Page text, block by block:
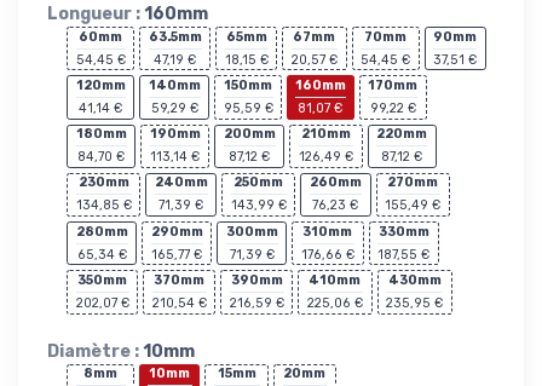
Longueur :160mm
60mm
54,45 €
63.5mm
47,19 €
65mm
18,15 €
67mm
20,57 €
70mm
54,45 €
90mm
37,51 €
120mm
41,14 €
140mm
59,29 €
150mm
95,59 €
160mm
81,07 €
170mm
99,22 €
180mm
84,70 €
190mm
113,14 €
200mm
87,12 €
210mm
126,49 €
220mm
87,12 €
230mm
134,85 €
240mm
71,39 €
250mm
143,99 €
260mm
76,23 €
270mm
155,49 €
280mm
65,34 €
290mm
165,77 €
300mm
71,39 €
310mm
176,66 €
330mm
187,55 €
350mm
202,07 €
370mm
210,54 €
390mm
216,59 €
410mm
225,06 €
430mm
235,95 €
Diamètre :10mm
8mm 10mm 15mm 20mm